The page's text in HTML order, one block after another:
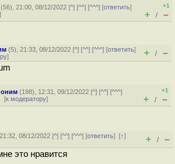
(56), 21:00, 08/12/2022 [^] [^^] [^^^] [ответить]
]
+1
+ / –
(5), 21:33, 08/12/2022 [^] [^^] [^^^] [ответить]
] + / –
(198), 12:31, 09/12/2022 [^] [^^] [^^^]
[к модератору]
+1
+ / –
08/12/2022 [^] [^^] [^^^] [ответить][↑]
+ / –
это нравится